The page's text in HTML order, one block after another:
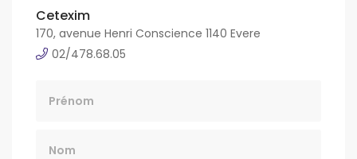
Cetexim
170, avenue Henri Conscience 1140 Evere
02/478.68.05